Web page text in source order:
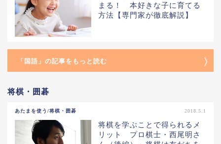
まる！ 本好きな子に育てる
方法【専門家が徹底解説】
「国語」の記事をもっと読む
将棋・囲碁
あたまを使う/将棋・囲碁 2018.5.1
将棋を学ぶことで得られるメ
リット プロ棋士・西尾明さ